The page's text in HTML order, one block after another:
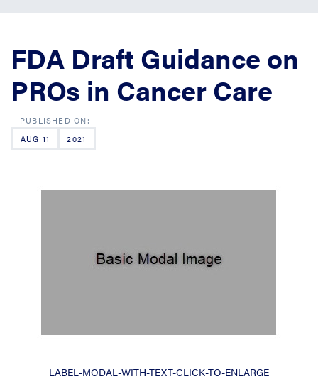
FDA Draft Guidance on
PROs in Cancer Care
AUG 11 2021
LABEL-MODAL-WITH-TEXT-CLICK-TO-ENLARGE